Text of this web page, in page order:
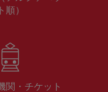
ト順）
関・チケット